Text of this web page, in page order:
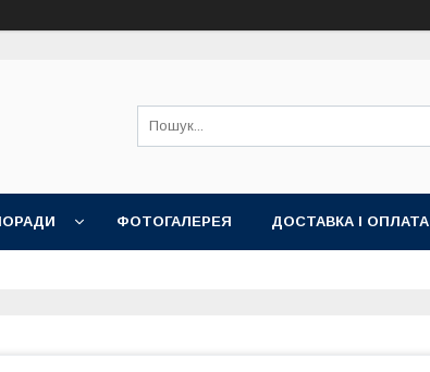
ФОТОГАЛЕРЕЯ ДОСТАВКА І ОПЛАТА